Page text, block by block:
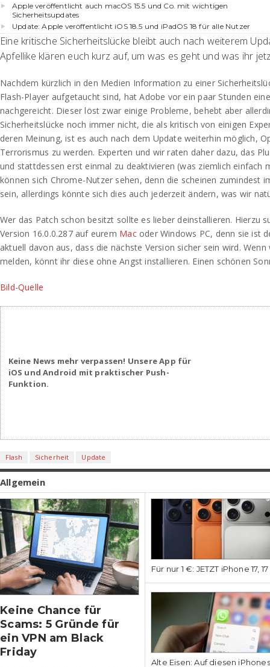
Apple veröffentlicht auch macOS 15.5 und Co. mit wichtigen
Sicherheitsupdates
Update: Apple veröffentlicht iOS 18.5 und iPadOS 18 für alle Nutzer
Eine kritische Sicherheitslücke bleibt auch nach weiterem
Apfellike klären euch kurz auf, um was es geht und was ihr
Nachdem kürzlich in den Medien Information zu einer
Flash-Player aufgetaucht sind, hat Adobe vor ein paar Stunden
nachgereicht. Dieser löst zwar einige Probleme, behebt aber
Sicherheitslücke noch immer nicht, die als kritisch von einigen
deren Meinung, ist es auch nach dem Update weiterhin möglich,
Terrorismus zu werden. Experten und wir raten daher dazu, das
und stattdessen erst einmal zu deaktivieren (was ziemlich einfach
können sich Chrome-Nutzer sehen, denn die scheinen zumindest
sein, allerdings könnte sich dies auch jederzeit ändern, was wir
Wer das Patch schon besitzt sollte es lieber deinstallieren. Hierzu
Version 16.0.0.287 auf eurem Macoder Windows PC, denn sie ist
aktuell davon aus, dass die nächste Version sicher sein wird.
melden, könnt ihr diese ohne Angst installieren. Einen schönen
Bild-Quelle
Keine News mehr verpassen! Unsere App für
iOS und Android mit praktischer Push-
Funktion.
Flash Sicherheit Update
Allgemein
Keine Chance für
Scams: 5 Gründe für
ein VPN am Black
Friday
Für nur 1 €: JETZT iPhone 17,
Alte Eisen: Auf diesen